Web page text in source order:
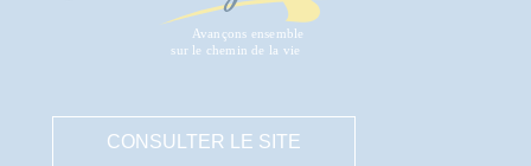
CONSULTER LE SITE